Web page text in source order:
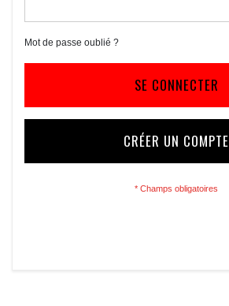
Mot de passe oublié ?
SE CONNECTER
CRÉER UN COMPTE